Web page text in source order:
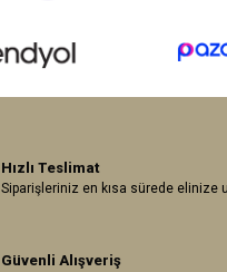
Hızlı Teslimat
Siparişleriniz en kısa sürede elinize
Güvenli Alışveriş